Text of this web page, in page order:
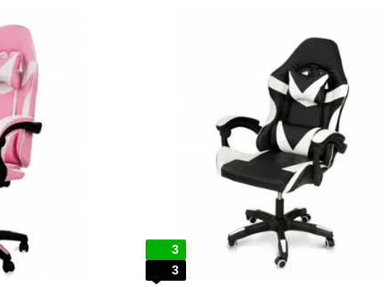
3
3